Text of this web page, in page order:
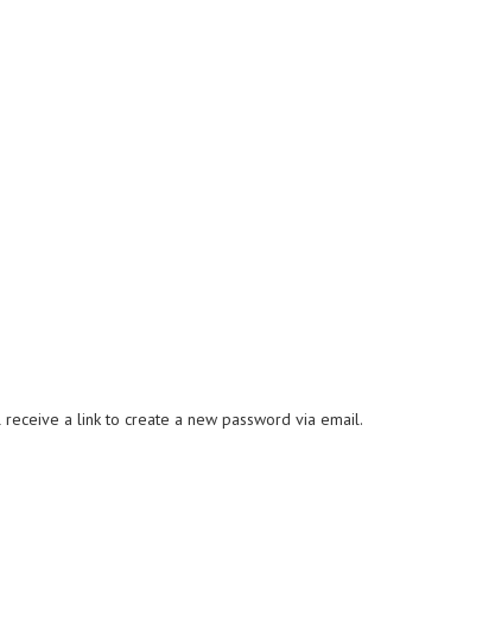
a link to create a new password via email.